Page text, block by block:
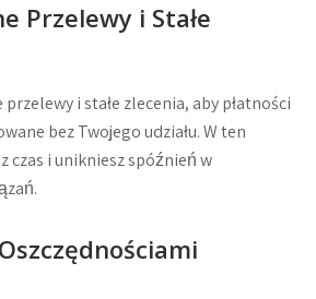
Przelewy i Stałe
i stałe zlecenia, aby płatności
bez Twojego udziału. W ten
czas i unikniesz spóźnień w